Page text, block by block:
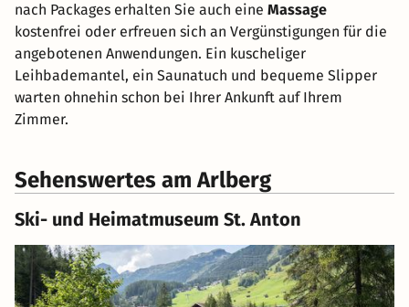
nach Packages erhalten Sie auch eine Massage
kostenfrei oder erfreuen sich an Vergünstigungen für die
angebotenen Anwendungen. Ein kuscheliger
Leihbademantel, ein Saunatuch und bequeme Slipper
warten ohnehin schon bei Ihrer Ankunft auf Ihrem
Zimmer.
Sehenswertes am Arlberg
Ski- und Heimatmuseum St. Anton